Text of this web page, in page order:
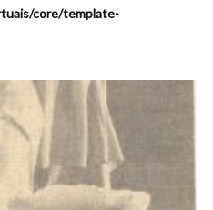
core/template-